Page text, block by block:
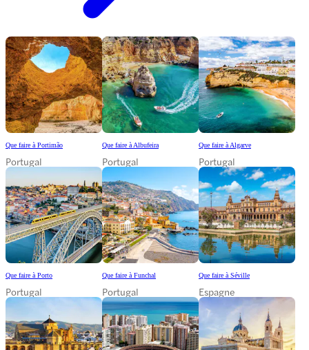
Que faire à Portimão
Portugal
Que faire à Albufeira
Portugal
Que faire à Algarve
Portugal
Que faire à Porto
Portugal
Que faire à Funchal
Portugal
Que faire à Séville
Espagne